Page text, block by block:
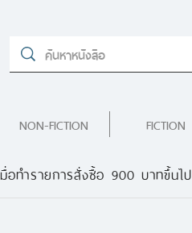
NON-FICTION FICTION
อทำรายการสั่งซื้อ 900 บาทขึ้นไป